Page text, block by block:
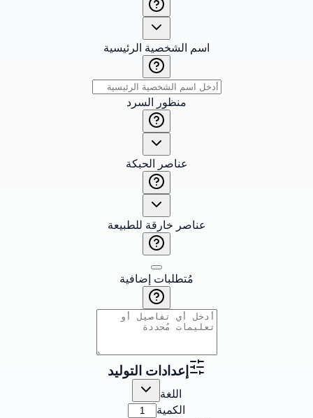
اسم الشخصية الرئيسية
منظور السرد
عناصر الحبكة
عناصر خارقة للطبيعة
مُتطلبات إضافية
إعدادات التوليد
اللغة
الكمية